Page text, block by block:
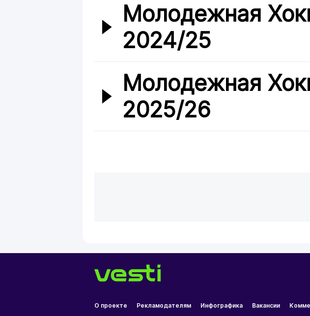
Молодежная
2024/25
Молодежная
2025/26
О проекте Рекламодателям Инфографика Вакансии